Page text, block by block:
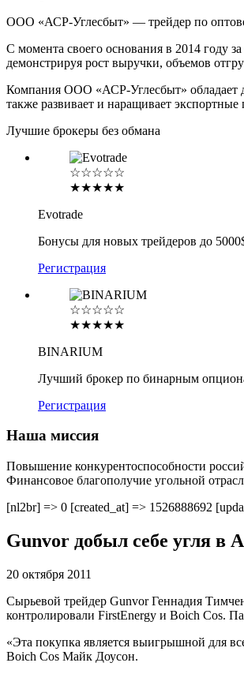
ООО «АСР-Углесбыт» — трейдер по
С момента своего основания в 2014 году
демонстрируя рост выручки, объемов
Компания ООО «АСР-Углесбыт»
также развивает и наращивает экспортные
Лучшие брокеры без обмана
☆☆☆☆☆
★★★★★
Evotrade
Бонусы для новых трейдеров до
Регистрация
☆☆☆☆☆
★★★★★
BINARIUM
Лучший брокер по бинарным
Регистрация
Наша миссия
Повышение конкурентоспособности
Финансовое благополучие угольной
[nl2br] => 0 [created_at] => 1526888692
Gunvor добыл себе угля в
20 октября 2011
Сырьевой трейдер Gunvor Геннадия
контролировали FirstEnergy и Boich Cos.
«Эта покупка является выигрышной для
Boich Cos Майк Доусон.